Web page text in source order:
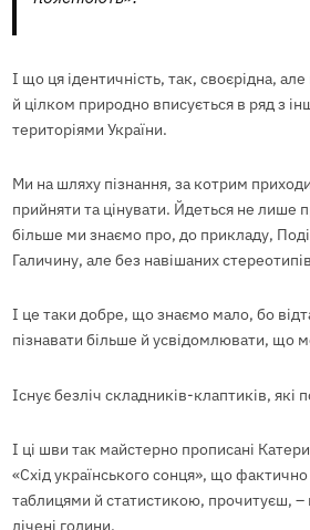
І що ця ідентичність, так, своєрідна,
й цілком природно вписується в ряд з
територіями України.
Ми на шляху пізнання, за котрим
прийняти та цінувати. Йдеться не лише
більше ми знаємо про, до прикладу,
Галичину, але без навішаних
І це таки добре, що знаємо мало, бо
пізнавати більше й усвідомлювати, що
Існує безліч складників-клаптиків, які
І ці шви так майстерно прописані
«Схід українського сонця», що
таблицями й статистикою, прочитуєш, –
лічені години.